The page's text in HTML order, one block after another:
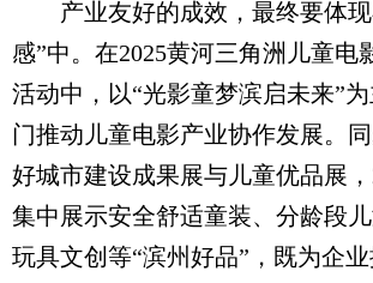
产业友好的成效，最终要体现
感”中。在2025黄河三角洲儿童电
活动中，以“光影童梦滨启未来”
门推动儿童电影产业协作发展。
好城市建设成果展与儿童优品展
集中展示安全舒适童装、分龄段
玩具文创等“滨州好品”，既为企